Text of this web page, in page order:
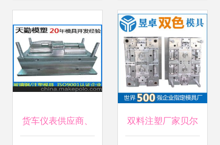
货车仪表供应商、 双料注塑厂家贝尔